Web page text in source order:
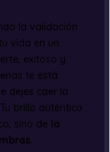
la validación
vida en un
exitoso y
te está
dejes caer la
brillo auténtico
sino de la
.